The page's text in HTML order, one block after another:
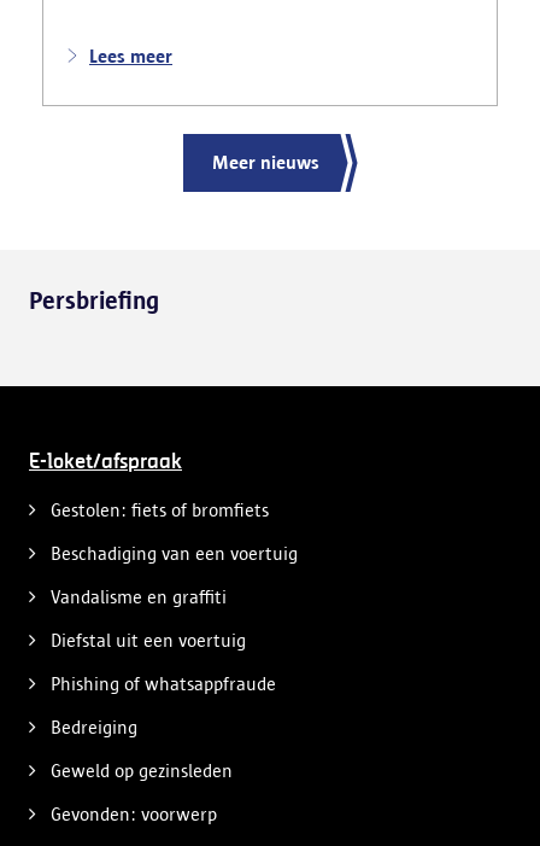
nadat meerdere weggebruikers melding hadden
ernstige verkeershinder die dat als gevolg had.
Lees meer
Meer nieuws
Persbriefing
E-loket/afspraak
Gestolen: fiets of bromfiets
Beschadiging van een voertuig
Vandalisme en graffiti
Diefstal uit een voertuig
Phishing of whatsappfraude
Bedreiging
Geweld op gezinsleden
Gevonden: voorwerp